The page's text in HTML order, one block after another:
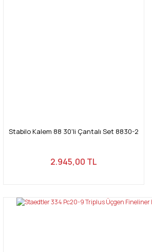
Stabilo Kalem 88 30'li Çantalı Set 8830-2
2.945,00 TL